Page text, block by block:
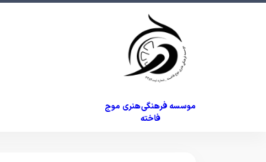
موسسه فرهنگی‌هنری موج
فاخته